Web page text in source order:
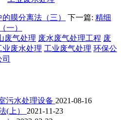
膜分离法（三） 下一篇: 精细
一）
废气处理 废水废气处理工程 废
业废水处理 工业废气处理 环保公
污水处理设备 2021-08-16
(上） 2021-11-23